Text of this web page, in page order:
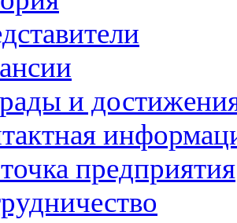
и
предприятия